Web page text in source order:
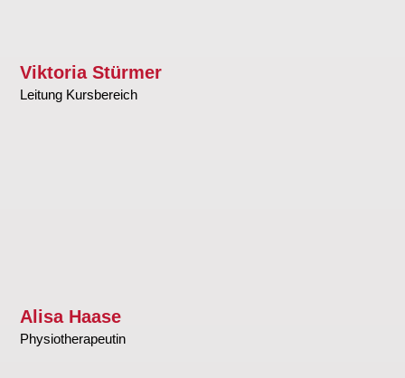
Viktoria Stürmer
Leitung Kursbereich
Alisa Haase
Physiotherapeutin